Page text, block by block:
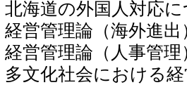
北海道の外国人対応
経営管理論（海外進
経営管理論（人事管
多文化社会における